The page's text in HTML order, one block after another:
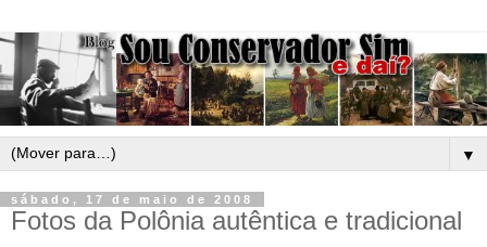
▼
sábado, 17 de maio de 2008
Fotos da Polônia autêntica e tradicional